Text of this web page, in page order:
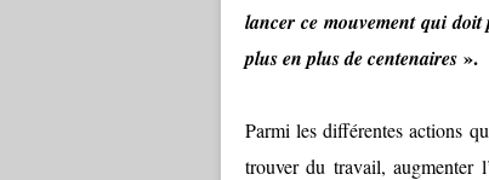
lancer ce mouvement qui doit
plus en plus de centenaires ».
Parmi les différentes actions
trouver du travail, augmenter